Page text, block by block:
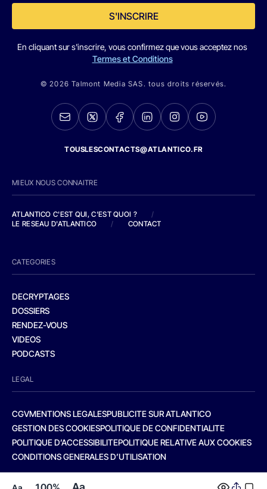
S'INSCRIRE
En cliquant sur s'inscrire, vous confirmez que vous acceptez nos
Termes et Conditions
© 2026 Talmont Media SAS. tous droits réservés.
TOUSLESCONTACTS@ATLANTICO.FR
MIEUX NOUS CONNAITRE
ATLANTICO C'EST QUI, C'EST QUOI ?
/
LE RESEAU D'ATLANTICO
/ CONTACT
CATEGORIES
DECRYPTAGES
DOSSIERS
RENDEZ-VOUS
VIDEOS
PODCASTS
LEGAL
CGVMENTIONS LEGALESPUBLICITE SUR ATLANTICO
GESTION DES COOKIESPOLITIQUE DE CONFIDENTIALITE
POLITIQUE D’ACCESSIBILITEPOLITIQUE RELATIVE AUX COOKIES
CONDITIONS GENERALES D’UTILISATION